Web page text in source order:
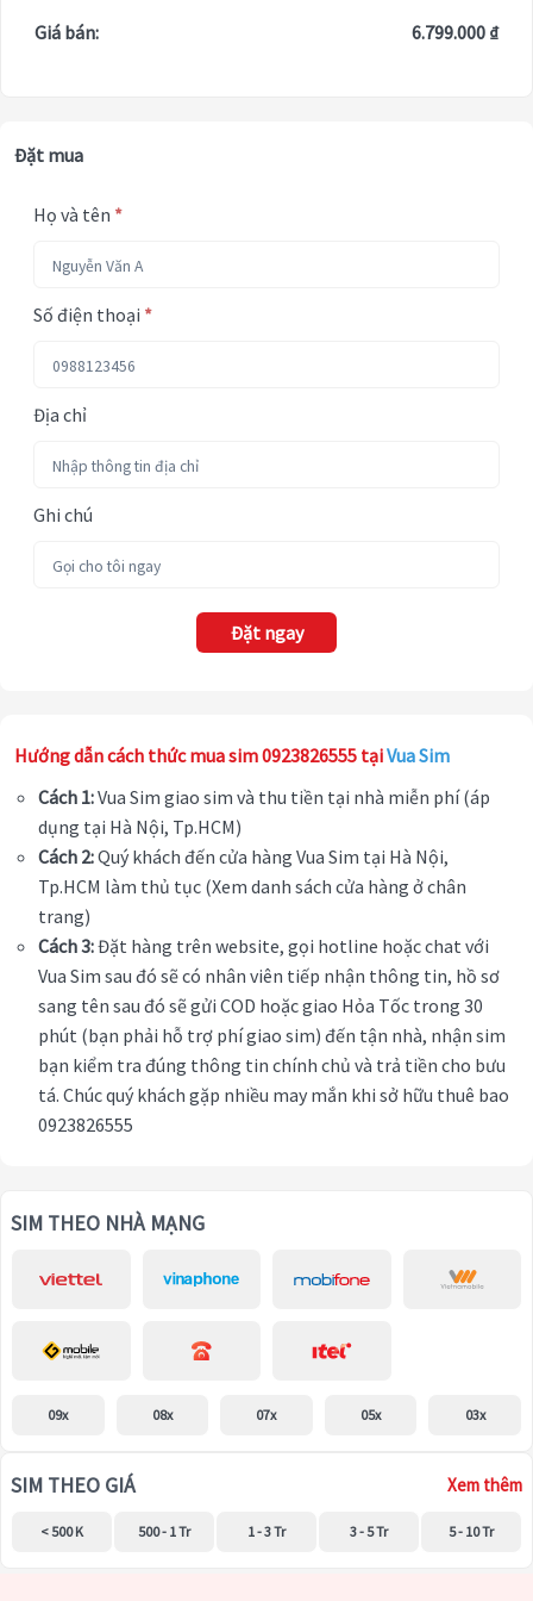
Giá bán: 6.799.000 ₫
Đặt mua
Họ và tên *
Số điện thoại *
Địa chỉ
Ghi chú
Đặt ngay
Hướng dẫn cách thức mua sim 0923826555 tạiVua Sim
Cách 1:Vua Sim giao sim và thu tiền tại nhà miễn phí (áp
dụng tại Hà Nội, Tp.HCM)
Cách 2:Quý khách đến cửa hàng Vua Sim tại Hà Nội,
Tp.HCM làm thủ tục (Xem danh sách cửa hàng ở chân
trang)
Cách 3:Đặt hàng trên website, gọi hotline hoặc chat với
Vua Sim sau đó sẽ có nhân viên tiếp nhận thông tin, hồ sơ
sang tên sau đó sẽ gửi COD hoặc giao Hỏa Tốc trong 30
phút (bạn phải hỗ trợ phí giao sim) đến tận nhà, nhận sim
bạn kiểm tra đúng thông tin chính chủ và trả tiền cho bưu
tá. Chúc quý khách gặp nhiều may mắn khi sở hữu thuê bao
0923826555
SIM THEO NHÀ MẠNG
09x 08x 07x 05x 03x
SIM THEO GIÁ Xem thêm
< 500 K 500 - 1 Tr 1 - 3 Tr 3 - 5 Tr 5 - 10 Tr